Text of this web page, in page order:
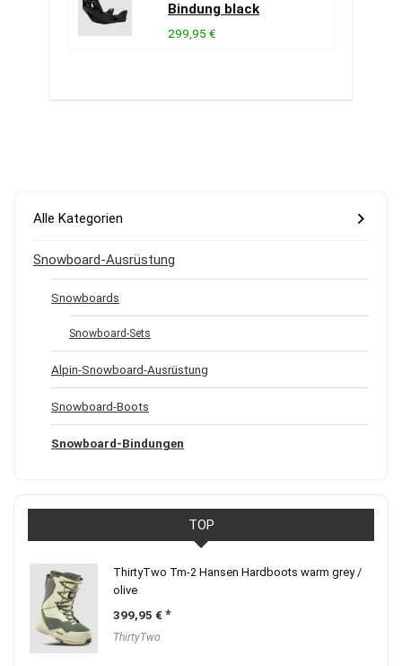
Bindung black
299,95 €
Alle Kategorien
Snowboard-Ausrüstung
Snowboards
Snowboard-Sets
Alpin-Snowboard-Ausrüstung
Snowboard-Boots
Snowboard-Bindungen
TOP
ThirtyTwo Tm-2 Hansen Hardboots warm grey /
olive
399,95 €
ThirtyTwo